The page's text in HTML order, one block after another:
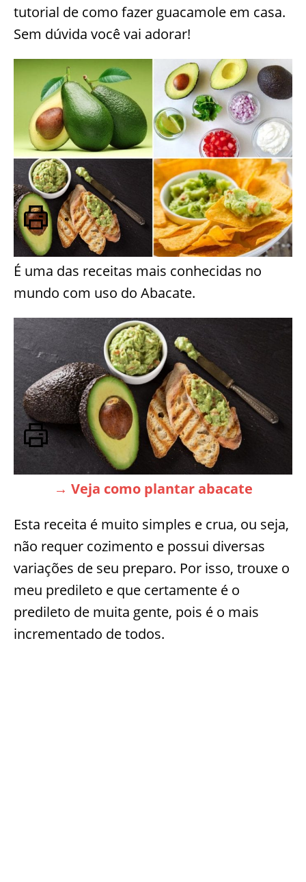
tutorial de como fazer guacamole em casa.
Sem dúvida você vai adorar!
É uma das receitas mais conhecidas no
mundo com uso do Abacate.
→ Veja como plantar abacate
Esta receita é muito simples e crua, ou seja,
não requer cozimento e possui diversas
variações de seu preparo. Por isso, trouxe o
meu predileto e que certamente é o
predileto de muita gente, pois é o mais
incrementado de todos.